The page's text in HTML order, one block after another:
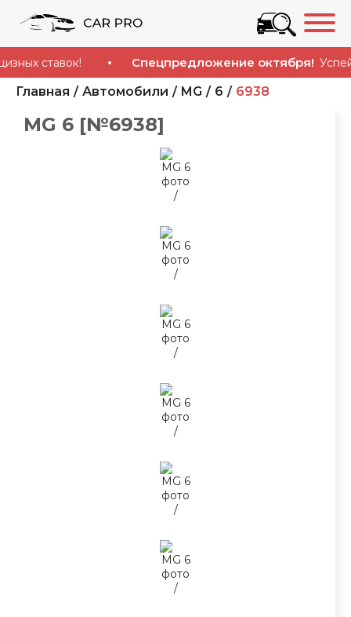
ставок! Спецпредложение октября!Успейте
Главная Автомобили MG 6 6938
MG 6 [№6938]